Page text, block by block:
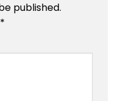
published.
*